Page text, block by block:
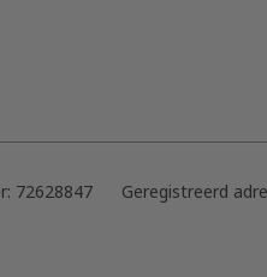
72628847 Geregistreerd